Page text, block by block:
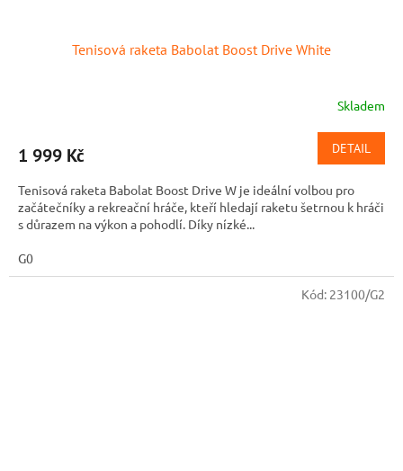
Tenisová raketa Babolat Boost Drive White
Skladem
1 999 Kč DETAIL
Tenisová raketa Babolat Boost Drive W je ideální volbou pro
začátečníky a rekreační hráče, kteří hledají raketu šetrnou k hráči
s důrazem na výkon a pohodlí. Díky nízké...
G0
Kód: 23100/G2